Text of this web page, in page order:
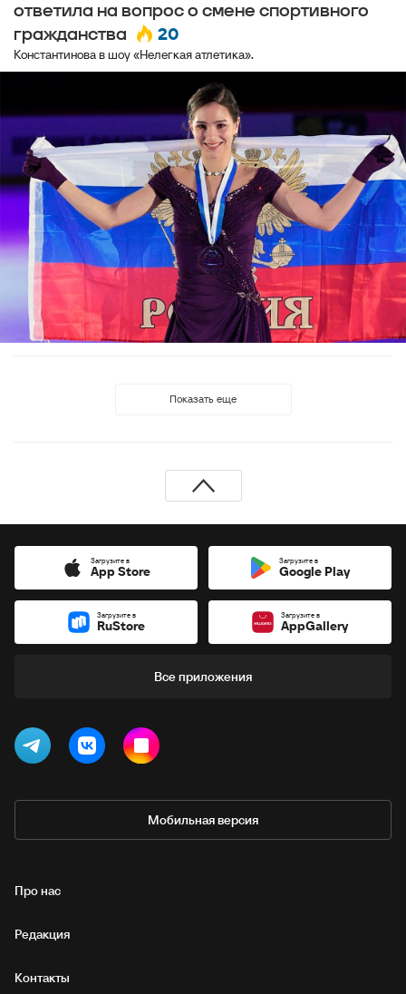
ответила на вопрос о смене спортивного
гражданства
20
Константинова в шоу «Нелегкая атлетика».
Показать еще
Загрузите в
App Store
Загрузите в
Google Play
Загрузите в
RuStore
Загрузите в
AppGallery
Все приложения
Мобильная версия
Про нас
Редакция
Контакты